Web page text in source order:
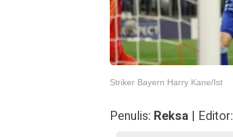
Striker Bayern Harry Kane/Ist
Penulis: Reksa | Editor: